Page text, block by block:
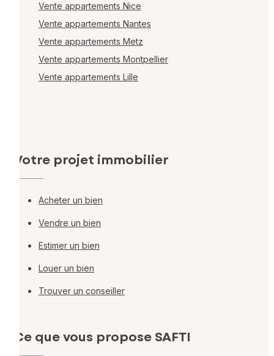
Vente appartements Nice
Vente appartements Nantes
Vente appartements Metz
Vente appartements Montpellier
Vente appartements Lille
Votre projet immobilier
Acheter un bien
Vendre un bien
Estimer un bien
Louer un bien
Trouver un conseiller
Ce que vous propose SAFTI